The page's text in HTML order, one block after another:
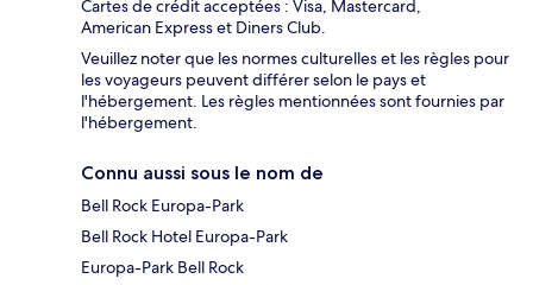
Cartes de crédit acceptées : Visa, Mastercard,
American Express et Diners Club.
Veuillez noter que les normes culturelles et les règles pour
les voyageurs peuvent différer selon le pays et
l'hébergement. Les règles mentionnées sont fournies par
l'hébergement.
Connu aussi sous le nom de
Bell Rock Europa-Park
Bell Rock Hotel Europa-Park
Europa-Park Bell Rock